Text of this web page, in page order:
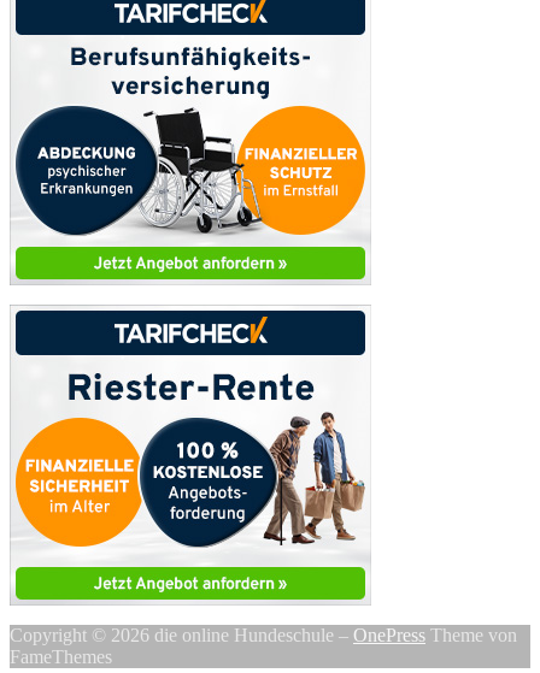
Copyright © 2026 die online Hundeschule – OnePress Theme von
FameThemes